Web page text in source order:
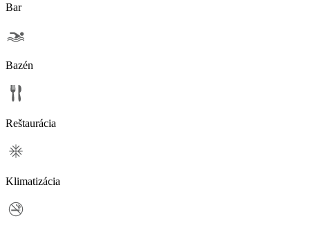
Bar
Bazén
Reštaurácia
Klimatizácia